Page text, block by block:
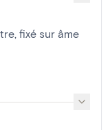
fixé sur âme